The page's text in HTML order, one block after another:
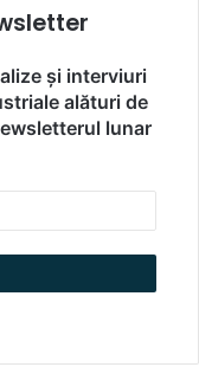
și interviuri
alături de
lunar